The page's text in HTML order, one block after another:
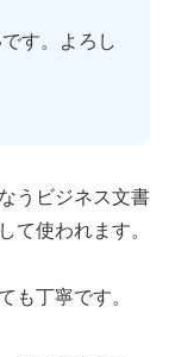
す。よろし
うビジネス文書
て使われます。
も丁寧です。